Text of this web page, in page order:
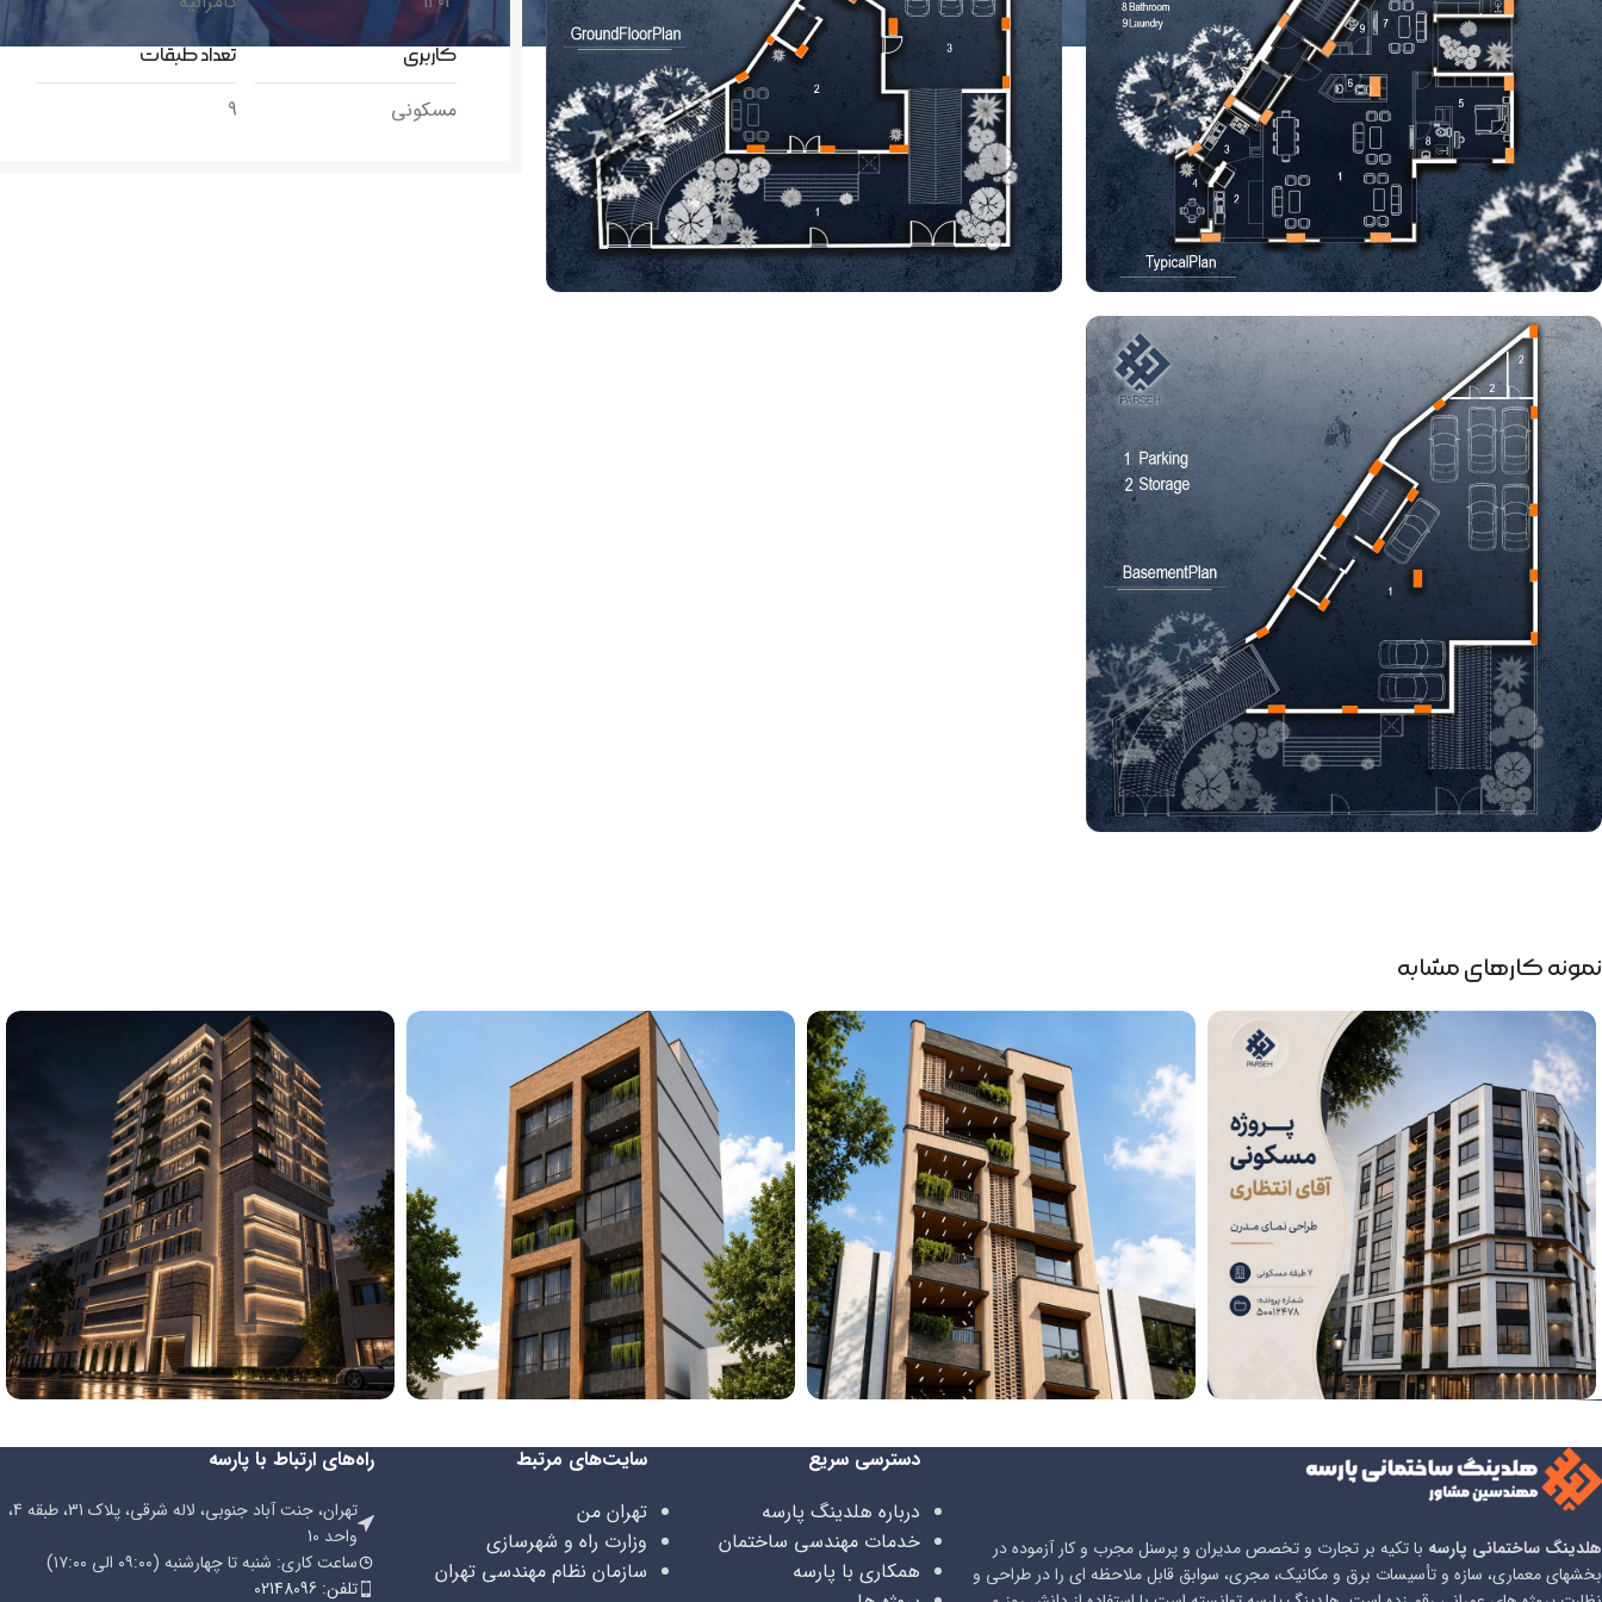
کاربری
مسکونی
تعداد طبقات
9
نمونه کارهای مشابه
پروژه انتظاری پروژه سرو پروژه ستین پروژه آذرخش
هلدینگ ساختمانی پارسه با تکیه بر تجارت و تخصص مدیران و پرسنل مجرب و کار آزموده در
بخشهای معماری، سازه و تأسیسات برق و مکانیک، مجری، سوابق قابل ملاحظه ای را در طراحی و
دسترسی سریع
درباره هلدینگ پارسه
خدمات مهندسی ساختمان
همکاری با پارسه
سایت‌های مرتبط
تهران من
وزارت راه و شهرسازی
سازمان نظام مهندسی تهران
راه‌های ارتباط با پارسه
تهران، جنت آباد جنوبی، لاله شرقی، پلاک 31، طبقه 4،
واحد 10
ساعت کاری: شنبه تا چهارشنبه (۰۹:۰۰ الی ۱۷:۰۰)
تلفن: 02148096